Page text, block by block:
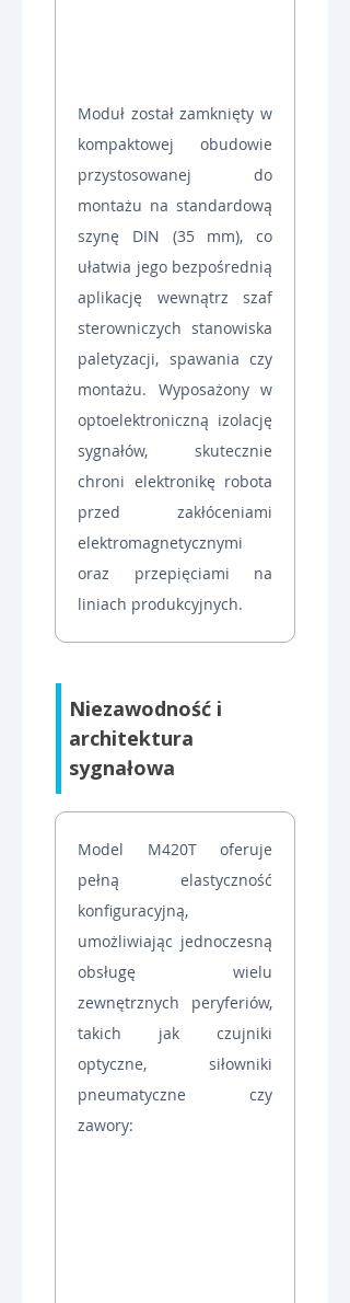
Moduł został zamknięty w
kompaktowej obudowie
przystosowanej do
montażu na standardową
szynę DIN (35 mm), co
ułatwia jego bezpośrednią
aplikację wewnątrz szaf
sterowniczych stanowiska
paletyzacji, spawania czy
montażu. Wyposażony w
optoelektroniczną izolację
sygnałów, skutecznie
chroni elektronikę robota
przed zakłóceniami
elektromagnetycznymi
oraz przepięciami na
liniach produkcyjnych.
Niezawodność i
architektura
sygnałowa
Model M420T oferuje
pełną elastyczność
konfiguracyjną,
umożliwiając jednoczesną
obsługę wielu
zewnętrznych peryferiów,
takich jak czujniki
optyczne, siłowniki
pneumatyczne czy
zawory: